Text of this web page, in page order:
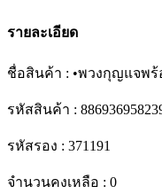
รายละเอียด
ชื่อสินค้า : •พวงกุญแจพร้
รหัสสินค้า :
รหัสรอง : 371191
จำนวนคงเหลือ : 0